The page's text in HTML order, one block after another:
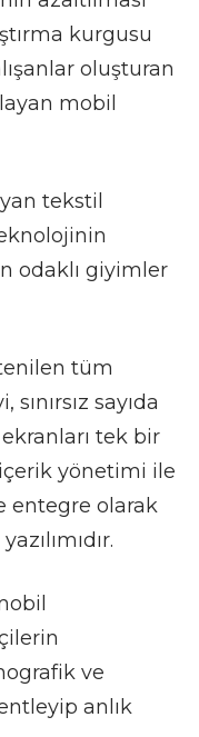
kurgusu
oluşturan
mobil
tekstil
odaklı giyimler
tüm
sayıda
tek bir
yönetimi ile
entegre olarak
ve
anlık